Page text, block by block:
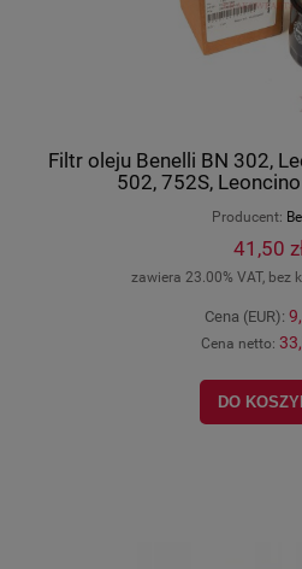
Filtr oleju Benelli BN 302,
502, 752S,
Producent:
41,50
zawiera 23.00% VAT, bez
Cena (EUR):
Cena netto:
DO